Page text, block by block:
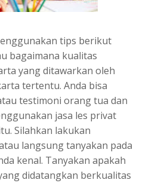
tips berikut
bagaimana kualitas
yang ditawarkan oleh
tertentu. Anda bisa
testimoni orang tua dan
jasa les privat
Silahkan lakukan
langsung tanyakan pada
kenal. Tanyakan apakah
didatangkan berkualitas